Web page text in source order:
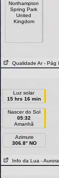
Northampton
Spring Park
United
Kingdom
Qualidade Ar - Pág
Luz solar
15 hrs 16 min
Nascer do Sol
05:32
Amanhã
Azimute
306.8° NO
Info da Lua - Aurora